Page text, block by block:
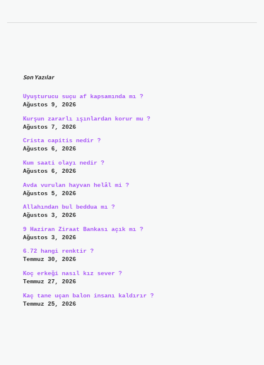
Son Yazılar
Uyuşturucu suçu af kapsamında mı ?
Ağustos 9, 2026
Kurşun zararlı ışınlardan korur mu ?
Ağustos 7, 2026
Crista capitis nedir ?
Ağustos 6, 2026
Kum saati olayı nedir ?
Ağustos 6, 2026
Avda vurulan hayvan helâl mi ?
Ağustos 5, 2026
Allahından bul beddua mı ?
Ağustos 3, 2026
9 Haziran Ziraat Bankası açık mı ?
Ağustos 3, 2026
6.72 hangi renktir ?
Temmuz 30, 2026
Koç erkeği nasıl kız sever ?
Temmuz 27, 2026
Kaç tane uçan balon insanı kaldırır ?
Temmuz 25, 2026